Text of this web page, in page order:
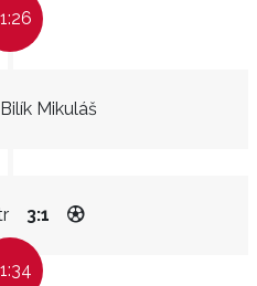
Bilík Mikuláš
3:1